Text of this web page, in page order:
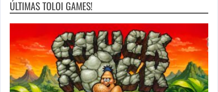
ÚLTIMAS TOLOI GAMES!